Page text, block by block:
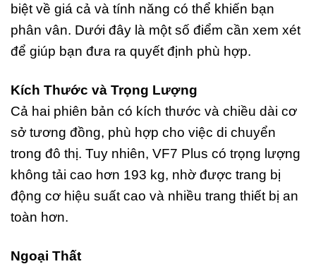
biệt về giá cả và tính năng có thể khiến bạn
phân vân. Dưới đây là một số điểm cần xem xét
để giúp bạn đưa ra quyết định phù hợp.
Kích Thước và Trọng Lượng
Cả hai phiên bản có kích thước và chiều dài cơ
sở tương đồng, phù hợp cho việc di chuyển
trong đô thị. Tuy nhiên, VF7 Plus có trọng lượng
không tải cao hơn 193 kg, nhờ được trang bị
động cơ hiệu suất cao và nhiều trang thiết bị an
toàn hơn.
Ngoại Thất